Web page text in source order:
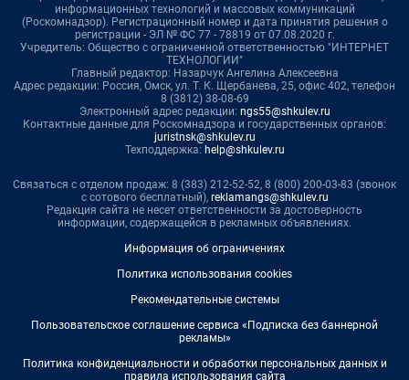
информационных технологий и массовых коммуникаций
(Роскомнадзор). Регистрационный номер и дата принятия решения о
регистрации - ЭЛ № ФС 77 - 78819 от 07.08.2020 г.
Учредитель: Общество с ограниченной ответственностью "ИНТЕРНЕТ
ТЕХНОЛОГИИ"
Главный редактор: Назарчук Ангелина Алексеевна
Адрес редакции: Россия, Омск, ул. Т. К. Щербанева, 25, офис 402, телефон
8 (3812) 38-08-69
Электронный адрес редакции: ngs55@shkulev.ru
Контактные данные для Роскомнадзора и государственных органов:
juristnsk@shkulev.ru
Техподдержка: help@shkulev.ru
Связаться с отделом продаж: 8 (383) 212-52-52, 8 (800) 200-03-83 (звонок
с сотового бесплатный), reklamangs@shkulev.ru
Редакция сайта не несет ответственности за достоверность
информации, содержащейся в рекламных объявлениях.
Информация об ограничениях
Политика использования cookies
Рекомендательные системы
Пользовательское соглашение сервиса «Подписка без баннерной
рекламы»
Политика конфиденциальности и обработки персональных данных и
правила использования сайта